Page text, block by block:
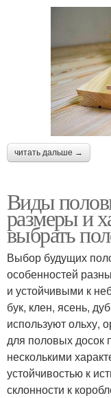
читать дальше →
Виды
размеры и
выбрать
Выбор будущих
особенностей
и устойчивыми к
бук, клен, ясень,
используют ольху,
для половых досок
несколькими
устойчивостью к
склонности к